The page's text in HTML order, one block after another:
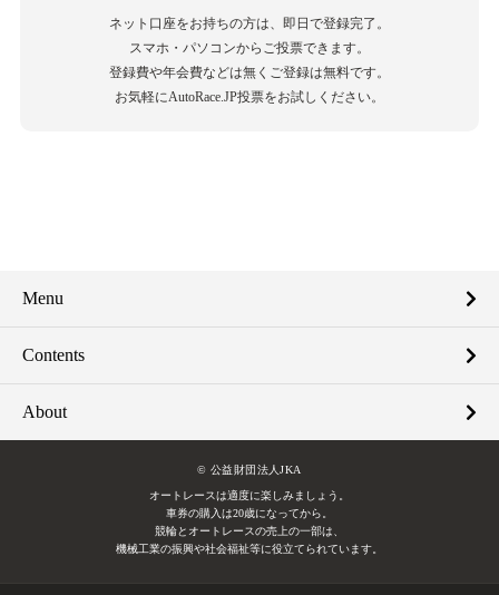
ネット口座をお持ちの方は、即日で登録完了。
スマホ・パソコンからご投票できます。
登録費や年会費などは無くご登録は無料です。
お気軽にAutoRace.JP投票をお試しください。
Menu
Contents
About
© 公益財団法人JKA
オートレースは適度に楽しみましょう。
車券の購入は20歳になってから。
競輪とオートレースの売上の一部は、
機械工業の振興や社会福祉等に役立てられています。